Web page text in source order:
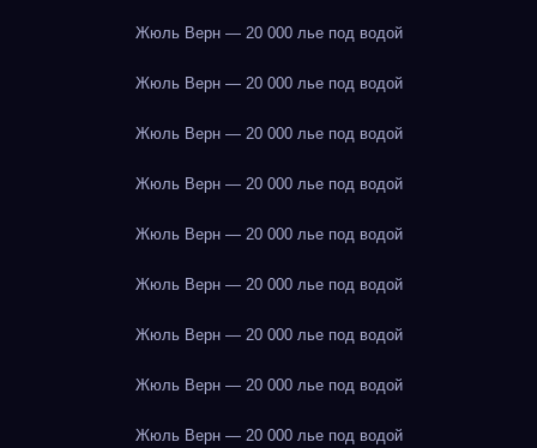
Жюль Верн — 20 000 лье под водой
Жюль Верн — 20 000 лье под водой
Жюль Верн — 20 000 лье под водой
Жюль Верн — 20 000 лье под водой
Жюль Верн — 20 000 лье под водой
Жюль Верн — 20 000 лье под водой
Жюль Верн — 20 000 лье под водой
Жюль Верн — 20 000 лье под водой
Жюль Верн — 20 000 лье под водой